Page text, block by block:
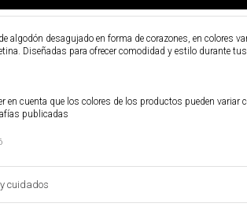
algodón desagujado en forma de corazones, en colores
Diseñadas para ofrecer comodidad y estilo durante
en cuenta que los colores de los productos pueden variar
publicadas
cuidados